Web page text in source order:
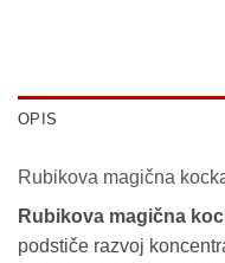
OPIS
Rubikova magična
Rubikova magična
podstiče razvoj